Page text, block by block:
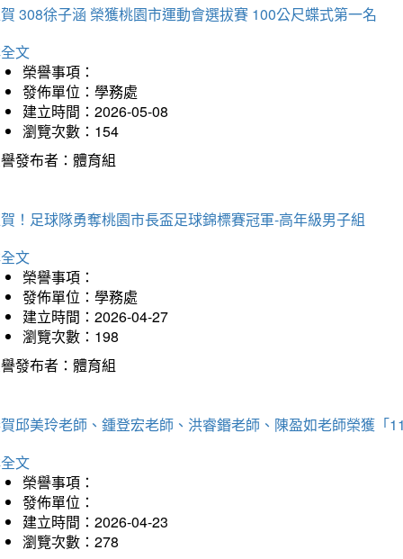
308徐子涵 榮獲桃園市運動會選拔賽 100公尺蝶式第一名
文
榮譽事項：
發佈單位：學務處
建立時間：2026-05-08
瀏覽次數：154
發布者：體育組
！足球隊勇奪桃園市長盃足球錦標賽冠軍-高年級男子組
文
榮譽事項：
發佈單位：學務處
建立時間：2026-04-27
瀏覽次數：198
發布者：體育組
邱美玲老師、鍾登宏老師、洪睿鍲老師、陳盈如老師榮獲「
文
榮譽事項：
發佈單位：
建立時間：2026-04-23
瀏覽次數：278